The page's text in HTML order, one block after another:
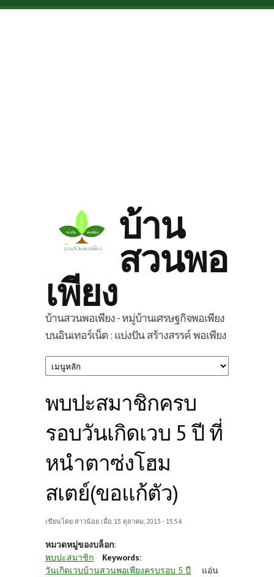
Skip to main content
บ้าน
สวนพอ
เพียง
บ้านสวนพอเพียง - หมู่บ้านเศรษฐกิจพอเพียง
บนอินเทอร์เน็ต : แบ่งปัน สร้างสรรค์ พอเพียง
พบปะสมาชิกครบ
รอบวันเกิดเวบ 5 ปี ที่
หนำตาซ่งโฮม
สเตย์(ขอแก้ตัว)
เขียนโดย สาวน้อย เมื่อ 15 ตุลาคม, 2013 - 15:54
หมวดหมู่ของบล็อก:
พบปะสมาชิก
Keywords:
วันเกิดเวบบ้านสวนพอเพียงครบรอบ 5 ปี
แอ่น